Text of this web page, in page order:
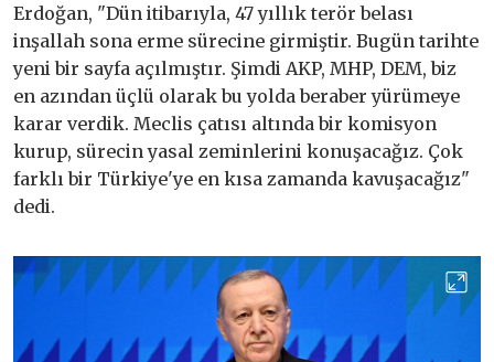
Erdoğan, "Dün itibarıyla, 47 yıllık terör belası
inşallah sona erme sürecine girmiştir. Bugün tarihte
yeni bir sayfa açılmıştır. Şimdi AKP, MHP, DEM, biz
en azından üçlü olarak bu yolda beraber yürümeye
karar verdik. Meclis çatısı altında bir komisyon
kurup, sürecin yasal zeminlerini konuşacağız. Çok
farklı bir Türkiye'ye en kısa zamanda kavuşacağız"
dedi.